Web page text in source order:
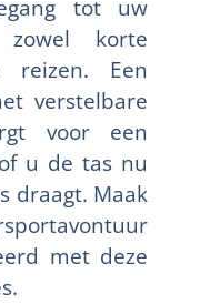
tot uw
korte
reizen. Een
verstelbare
voor een
u de tas nu
draagt. Maak
met deze